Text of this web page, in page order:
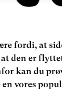
fordi, at
den er
kan du
en vores